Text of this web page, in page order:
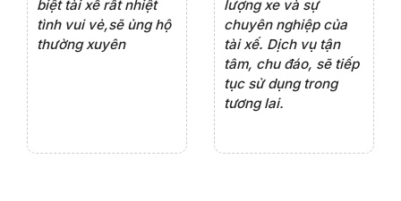
biệt tài xế rất nhiệt
tình vui vẻ,sẽ ủng hộ
thường xuyên
lượng xe và sự
chuyên nghiệp của
tài xế. Dịch vụ tận
tâm, chu đáo, sẽ tiếp
tục sử dụng trong
tương lai.